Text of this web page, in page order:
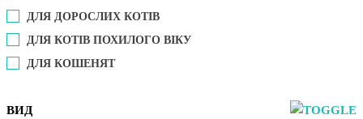
ДЛЯ ДОРОСЛИХ КОТІВ
ДЛЯ КОТІВ ПОХИЛОГО ВІКУ
ДЛЯ КОШЕНЯТ
ВИД